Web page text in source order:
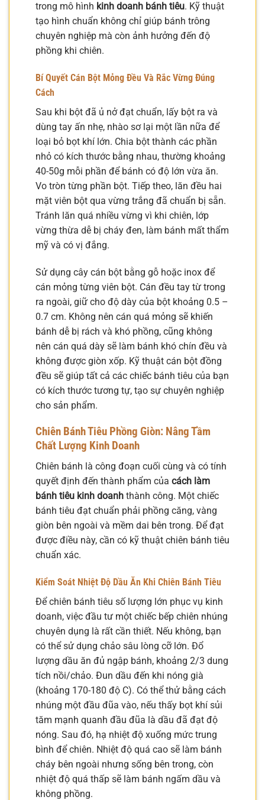
trong mô hình kinh doanh bánh tiêu. Kỹ thuật
tạo hình chuẩn không chỉ giúp bánh trông
chuyên nghiệp mà còn ảnh hưởng đến độ
phồng khi chiên.
Bí Quyết Cán Bột Mỏng Đều Và Rắc Vừng Đúng
Cách
Sau khi bột đã ủ nở đạt chuẩn, lấy bột ra và
dùng tay ấn nhẹ, nhào sơ lại một lần nữa để
loại bỏ bọt khí lớn. Chia bột thành các phần
nhỏ có kích thước bằng nhau, thường khoảng
40-50g mỗi phần để bánh có độ lớn vừa ăn.
Vo tròn từng phần bột. Tiếp theo, lăn đều hai
mặt viên bột qua vừng trắng đã chuẩn bị sẵn.
Tránh lăn quá nhiều vừng vì khi chiên, lớp
vừng thừa dễ bị cháy đen, làm bánh mất thẩm
mỹ và có vị đắng.
Sử dụng cây cán bột bằng gỗ hoặc inox để
cán mỏng từng viên bột. Cán đều tay từ trong
ra ngoài, giữ cho độ dày của bột khoảng 0.5 –
0.7 cm. Không nên cán quá mỏng sẽ khiến
bánh dễ bị rách và khó phồng, cũng không
nên cán quá dày sẽ làm bánh khó chín đều và
không được giòn xốp. Kỹ thuật cán bột đồng
đều sẽ giúp tất cả các chiếc bánh tiêu của bạn
có kích thước tương tự, tạo sự chuyên nghiệp
cho sản phẩm.
Chiên Bánh Tiêu Phồng Giòn: Nâng Tầm
Chất Lượng Kinh Doanh
Chiên bánh là công đoạn cuối cùng và có tính
quyết định đến thành phẩm của cách làm
bánh tiêu kinh doanh thành công. Một chiếc
bánh tiêu đạt chuẩn phải phồng căng, vàng
giòn bên ngoài và mềm dai bên trong. Để đạt
được điều này, cần có kỹ thuật chiên bánh tiêu
chuẩn xác.
Kiểm Soát Nhiệt Độ Dầu Ăn Khi Chiên Bánh Tiêu
Để chiên bánh tiêu số lượng lớn phục vụ kinh
doanh, việc đầu tư một chiếc bếp chiên nhúng
chuyên dụng là rất cần thiết. Nếu không, bạn
có thể sử dụng chảo sâu lòng cỡ lớn. Đổ
lượng dầu ăn đủ ngập bánh, khoảng 2/3 dung
tích nồi/chảo. Đun dầu đến khi nóng già
(khoảng 170-180 độ C). Có thể thử bằng cách
nhúng một đầu đũa vào, nếu thấy bọt khí sủi
tăm mạnh quanh đầu đũa là dầu đã đạt độ
nóng. Sau đó, hạ nhiệt độ xuống mức trung
bình để chiên. Nhiệt độ quá cao sẽ làm bánh
cháy bên ngoài nhưng sống bên trong, còn
nhiệt độ quá thấp sẽ làm bánh ngấm dầu và
không phồng.